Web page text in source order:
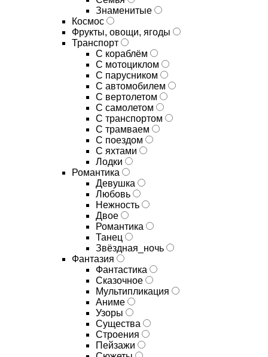
Знаменитые
Космос
Фрукты, овощи, ягоды
Транспорт
С кораблём
С мотоциклом
С парусником
С автомобилем
С вертолетом
С самолетом
С транспортом
С трамваем
С поездом
С яхтами
Лодки
Романтика
Девушка
Любовь
Нежность
Двое
Романтика
Танец
Звёздная_ночь
Фантазия
Фантастика
Сказочное
Мультипликация
Аниме
Узоры
Существа
Строения
Пейзажи